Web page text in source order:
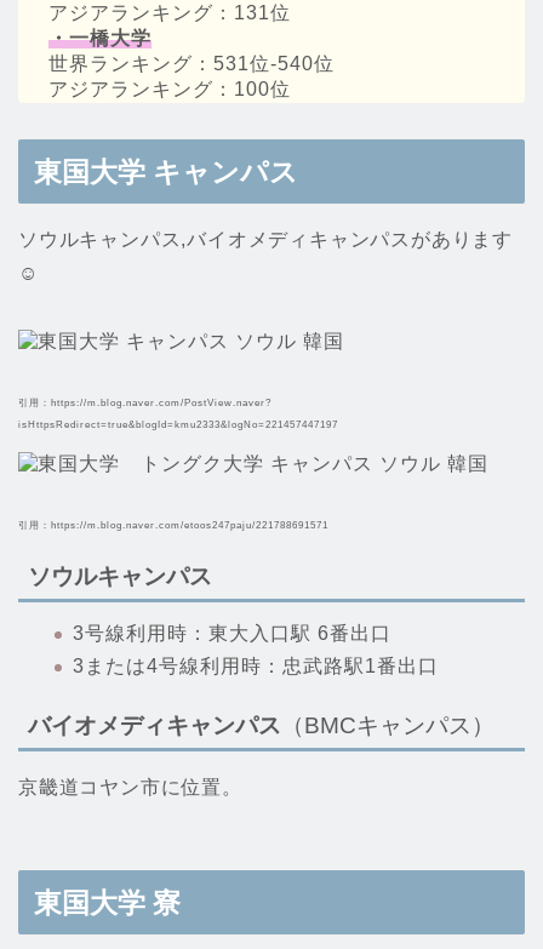
アジアランキング：131位
・一橋大学
世界ランキング：531位-540位
アジアランキング：100位
東国大学 キャンパス
ソウルキャンパス,バイオメディキャンパスがあります
☺️
引用：https://m.blog.naver.com/PostView.naver?
isHttpsRedirect=true&blogId=kmu2333&logNo=221457447197
引用：https://m.blog.naver.com/etoos247paju/221788691571
ソウルキャンパス
3号線利用時：東大入口駅 6番出口
3または4号線利用時：忠武路駅1番出口
バイオメディキャンパス （BMCキャンパス）
京畿道コヤン市に位置。
東国大学 寮